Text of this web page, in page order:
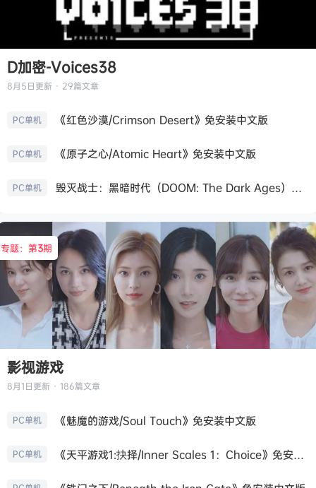
D加密-Voices38
8月5日更新 · 29篇文章
PC单机 《红色沙漠/Crimson Desert》免安装中文版
PC单机 《原子之心/Atomic Heart》免安装中文版
PC单机 毁灭战士：黑暗时代（DOOM: The Dark Ages）免安装中文版
专题：第3期
影视游戏
8月1日更新 · 186篇文章
PC单机 《魅魔的游戏/Soul Touch》免安装中文版
PC单机 《天平游戏1:抉择/Inner Scales 1：Choice》免安装中文版